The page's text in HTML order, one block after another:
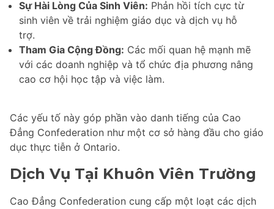
Sự Hài Lòng Của Sinh Viên: Phản hồi tích cực từ
sinh viên về trải nghiệm giáo dục và dịch vụ hỗ
trợ.
Tham Gia Cộng Đồng: Các mối quan hệ mạnh mẽ
với các doanh nghiệp và tổ chức địa phương nâng
cao cơ hội học tập và việc làm.
Các yếu tố này góp phần vào danh tiếng của Cao
Đẳng Confederation như một cơ sở hàng đầu cho giáo
dục thực tiễn ở Ontario.
Dịch Vụ Tại Khuôn Viên Trường
Cao Đẳng Confederation cung cấp một loạt các dịch